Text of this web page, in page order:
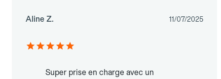
Aline Z. 11/07/2025
Super prise en charge avec un